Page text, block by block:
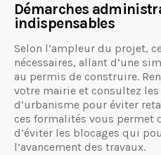
Démarches
indispensables
Selon l’ampleur du projet,
nécessaires, allant d’une
au permis de construire.
votre mairie et consultez
d’urbanisme pour éviter
ces formalités vous permet
d’éviter les blocages qui
l’avancement des travaux.